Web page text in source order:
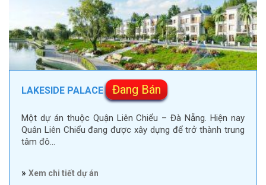
LAKESIDE PALACE Đang Bán
Một dự án thuộc Quận Liên Chiểu – Đà Nẵng. Hiện nay
Quân Liên Chiểu đang được xây dựng để trở thành trung
tâm đô…
» Xem chi tiết dự án